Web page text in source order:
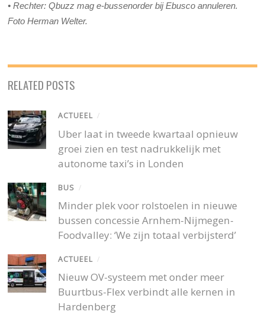
• Rechter: Qbuzz mag e-bussenorder bij Ebusco annuleren.
Foto Herman Welter.
RELATED POSTS
ACTUEEL /
Uber laat in tweede kwartaal opnieuw
groei zien en test nadrukkelijk met
autonome taxi’s in Londen
BUS /
Minder plek voor rolstoelen in nieuwe
bussen concessie Arnhem-Nijmegen-
Foodvalley: ‘We zijn totaal verbijsterd’
ACTUEEL /
Nieuw OV-systeem met onder meer
Buurtbus-Flex verbindt alle kernen in
Hardenberg